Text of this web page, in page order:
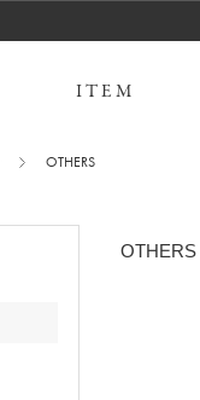
ITEM
OTHERS
OTHERS